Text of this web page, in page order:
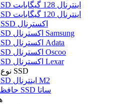
SSD اینترنال 128 گیگابایت
SSD اینترنال 120 گیگابایت
حافظه SSD اکسترنال
SSD اکسترنال Samsung
SSD اکسترنال Adata
SSD اکسترنال Oscoo
SSD اکسترنال Lexar
نوع حافظه SSD
SSD اینترنال M2
حافظه SSD ساتا